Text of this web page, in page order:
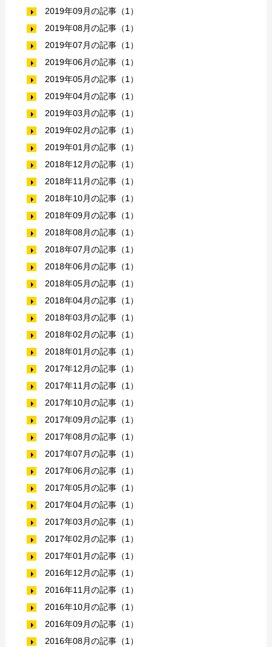
2019年09月の記事（1）
2019年08月の記事（1）
2019年07月の記事（1）
2019年06月の記事（1）
2019年05月の記事（1）
2019年04月の記事（1）
2019年03月の記事（1）
2019年02月の記事（1）
2019年01月の記事（1）
2018年12月の記事（1）
2018年11月の記事（1）
2018年10月の記事（1）
2018年09月の記事（1）
2018年08月の記事（1）
2018年07月の記事（1）
2018年06月の記事（1）
2018年05月の記事（1）
2018年04月の記事（1）
2018年03月の記事（1）
2018年02月の記事（1）
2018年01月の記事（1）
2017年12月の記事（1）
2017年11月の記事（1）
2017年10月の記事（1）
2017年09月の記事（1）
2017年08月の記事（1）
2017年07月の記事（1）
2017年06月の記事（1）
2017年05月の記事（1）
2017年04月の記事（1）
2017年03月の記事（1）
2017年02月の記事（1）
2017年01月の記事（1）
2016年12月の記事（1）
2016年11月の記事（1）
2016年10月の記事（1）
2016年09月の記事（1）
2016年08月の記事（1）